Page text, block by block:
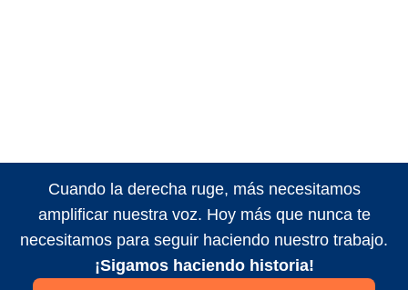
Cuando la derecha ruge, más necesitamos
amplificar nuestra voz. Hoy más que nunca te
necesitamos para seguir haciendo nuestro trabajo.
¡Sigamos haciendo historia!